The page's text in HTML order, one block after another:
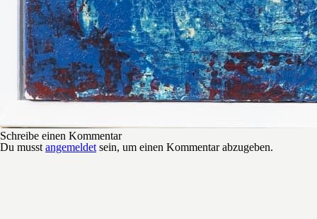
Schreibe einen Kommentar
Du musst angemeldet sein, um einen Kommentar abzugeben.